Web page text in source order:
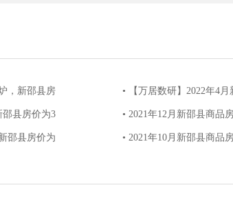
，新邵县房 • 【万居数研】2022年4
邵县房价为3 • 2021年12月新邵县商品
邵县房价为 • 2021年10月新邵县商品